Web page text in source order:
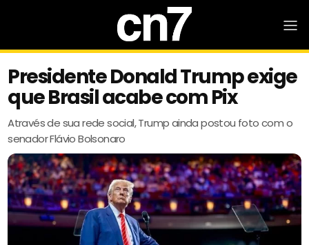
Presidente Donald Trump exige
que Brasil acabe com Pix
Através de sua rede social, Trump ainda postou foto com o
senador Flávio Bolsonaro